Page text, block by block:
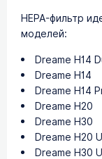
HEPA-фильтр
моделей:
Dreame H14
Dreame H14
Dreame H14
Dreame H20
Dreame H30
Dreame H20
Dreame H30